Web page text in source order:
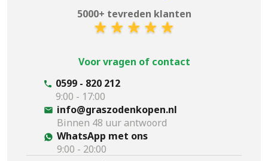
5000+ tevreden klanten
Voor vragen of contact
0599 - 820 212
9:00 - 17:00
info@graszodenkopen.nl
Binnen 48 uur antwoord
WhatsApp met ons
9:00 - 20:00